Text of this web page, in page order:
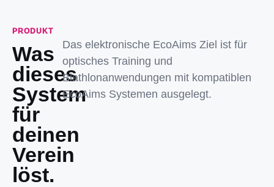
PRODUKT
Was
dieses
System
für
deinen
Verein
löst.
Das elektronische EcoAims Ziel ist für
optisches Training und
Biathlonanwendungen mit kompatiblen
EcoAims Systemen ausgelegt.